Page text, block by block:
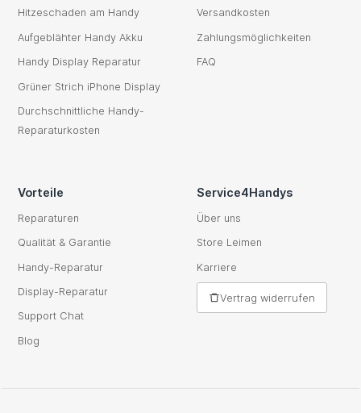
Hitzeschaden am Handy
Aufgeblähter Handy Akku
Handy Display Reparatur
Grüner Strich iPhone Display
Durchschnittliche Handy-
Reparaturkosten
Versandkosten
Zahlungsmöglichkeiten
FAQ
Vorteile
Reparaturen
Qualität & Garantie
Handy-Reparatur
Display-Reparatur
Support Chat
Blog
Service4Handys
Über uns
Store Leimen
Karriere
Vertrag widerrufen